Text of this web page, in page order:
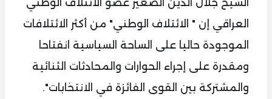
الشيخ جلال الدين الصغير عضو الائتلاف الوطني
العراقي إن " الائتلاف الوطني" من أكثر الائتلافات
الموجودة حاليا على الساحة السياسية انفتاحا
ومقدرة على إجراء الحوارات والمحادثات الثنائية
والمشتركة بين القوى الفائزة في الانتخابات".